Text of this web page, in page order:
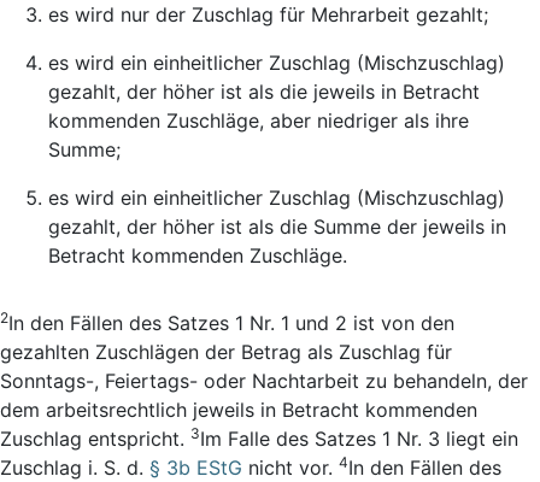
es wird nur der Zuschlag für Mehrarbeit gezahlt;
es wird ein einheitlicher Zuschlag (Mischzuschlag)
gezahlt, der höher ist als die jeweils in Betracht
kommenden Zuschläge, aber niedriger als ihre
Summe;
es wird ein einheitlicher Zuschlag (Mischzuschlag)
gezahlt, der höher ist als die Summe der jeweils in
Betracht kommenden Zuschläge.
2In den Fällen des Satzes 1 Nr. 1 und 2 ist von den
gezahlten Zuschlägen der Betrag als Zuschlag für
Sonntags-, Feiertags- oder Nachtarbeit zu behandeln, der
dem arbeitsrechtlich jeweils in Betracht kommenden
Zuschlag entspricht. 3Im Falle des Satzes 1 Nr. 3 liegt ein
Zuschlag i. S. d. § 3b EStG nicht vor. 4In den Fällen des